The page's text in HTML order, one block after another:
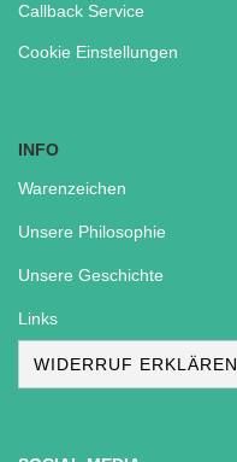
Callback Service
Cookie Einstellungen
INFO
Warenzeichen
Unsere Philosophie
Unsere Geschichte
Links
WIDERRUF ERKLÄREN